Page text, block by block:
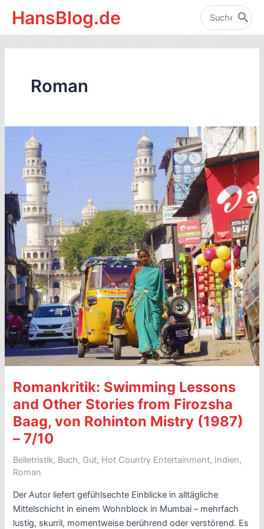
Inhalt
springen
HansBlog.de
Search
for:
Roman
Romankritik: Swimming Lessons
and Other Stories from Firozsha
Baag, von Rohinton Mistry (1987)
– 7/10
Belletristik, Buch, Gut, Hot Country Entertainment, Indien,
Roman
Der Autor liefert gefühlsechte Einblicke in alltägliche
Mittelschicht in einem Wohnblock in Mumbai – mehrfach
lustig, skurril, momentweise berührend oder verstörend. Es